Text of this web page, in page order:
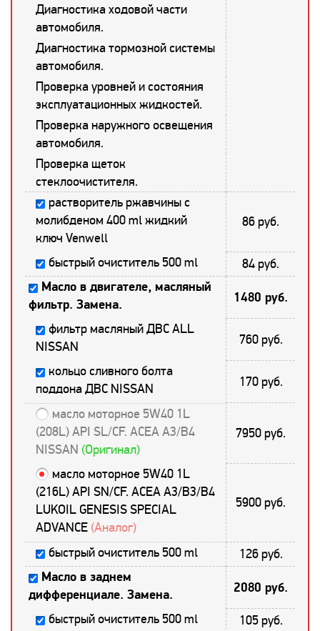
Диагностика ходовой части
автомобиля.
Диагностика тормозной системы
автомобиля.
Проверка уровней и состояния
эксплуатационных жидкостей.
Проверка наружного освещения
автомобиля.
Проверка щеток
стеклоочистителя.
растворитель ржавчины с
молибденом 400 ml жидкий
ключ Venwell
86 руб.
быстрый очиститель 500 ml 84 руб.
Масло в двигателе, масляный
фильтр. Замена.
1480 руб.
фильтр масляный ДВС ALL
NISSAN
760 руб.
кольцо сливного болта
поддона ДВС NISSAN
170 руб.
масло моторное 5W40 1L
(208L) API SL/CF. ACEA A3/B4
NISSAN (Оригинал)
7950 руб.
масло моторное 5W40 1L
(216L) API SN/CF. ACEA A3/B3/B4
LUKOIL GENESIS SPECIAL
ADVANCE (Аналог)
5900 руб.
быстрый очиститель 500 ml 126 руб.
Масло в заднем
дифференциале. Замена.
2080 руб.
быстрый очиститель 500 ml
105 руб.